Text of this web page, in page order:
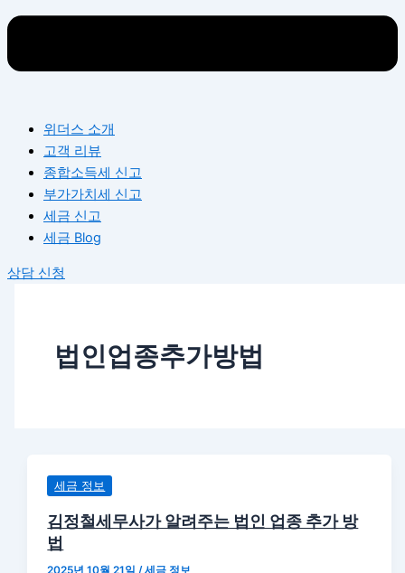
위더스 소개
고객 리뷰
종합소득세 신고
부가가치세 신고
세금 신고
세금 Blog
상담 신청
법인업종추가방법
세금 정보
김정철세무사가 알려주는 법인 업종 추가 방
법
2025년 10월 21일/세금 정보